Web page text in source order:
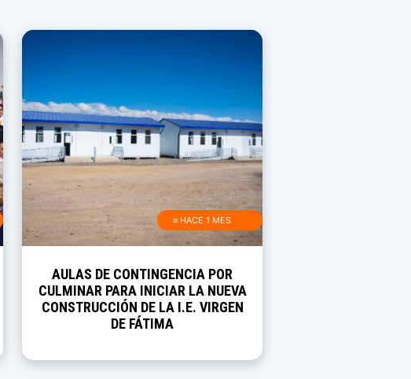
≡ HACE 1 MES
AULAS DE CONTINGENCIA POR
CULMINAR PARA INICIAR LA NUEVA
CONSTRUCCIÓN DE LA I.E. VIRGEN
DE FÁTIMA